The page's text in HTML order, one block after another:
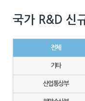
국가 R&D 신
전체
기타
산업통상부